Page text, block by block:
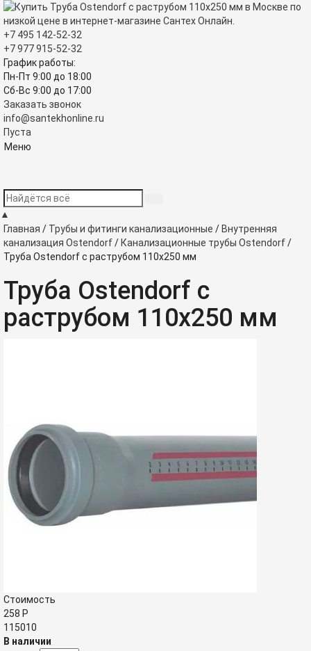
+7 495 142-52-32
+7 977915-52-32
График работы:
Пн-Пт 9:00 до 18:00
Сб-Вс 9:00 до 17:00
Заказать звонок
info@santekhonline.ru
Пуста
Меню
▲
Главная / Трубы и фитинги канализационные / Внутренняя
канализация Ostendorf/ Канализационные трубы Ostendorf/
Труба Ostendorf с раструбом 110x250 мм
Труба Ostendorf с
раструбом 110x250 мм
Стоимость
258 Р
115010
В наличии